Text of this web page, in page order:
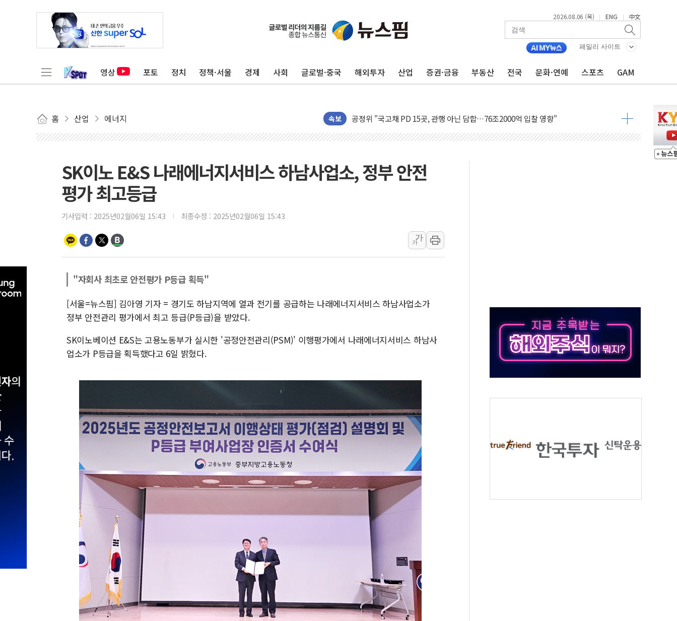
2026.08.06 (목) | ENG | 中文
패밀리 사이트
영상 포토 정치 정책·서울 경제 사회 글로벌·중국 해외투자 산업 증권·금융 부동산 전국 문화·연예 스포츠 GAM
홈 산업 에너지 속보
운수업·기업활동 '원스톱'으로...데이터처, 기업 3만1000곳 경제통계조사
중소기업 기술자료 중국 계열사에 넘긴 세라젬…공정위 과징금 4억3200만원
정부, 한화오션·에코프로비엠 등 '슈퍼을' 5곳 선정...소부장 핵심기업 추가 육성
쉐이크쉑, 남양주 현대아울렛에 '다산점' 열어
'달라진 임신·출산·육아 지원 한눈에'…인사처, 공무원 인사제도 안내서 발간
정청래 "2차 TV토론으로 게임 끝…김민석, 신천지 허위신고에 배신 사과 안 해"
윤상현, 사관학교 통합 비판…"국방개혁은 정치적 감정 따라 추진해선 안 돼"
[K메이커] 코셔에서 할랄까지…대상, 종가가 넘은 건 국경 아닌 '식문화 장벽'
[특징주] 비철금속 업종 11% 급등…구리 가격 상승 전망 부각
흥국자산운용, 코스닥 성장주 담은 채권혼합 펀드 2종 출시
외국인 돌아왔지만 …'삼전·하이닉스'는 사고 급등주는 팔았다
"월가 큰손들을 털어라" 동시다발 해킹 공격...이번에도 이란 작품?
SK이노 E&S 나래에너지서비스 하남사업소, 정부 안전
평가 최고등급
기사입력 : 2025년02월06일 15:43 최종수정 : 2025년02월06일 15:43
가
가
"자회사 최초로 안전평가 P등급 획득"
[서울=뉴스핌] 김아영 기자 = 경기도 하남지역에 열과 전기를 공급하는 나래에너지서비스 하남사업소가
정부 안전관리 평가에서 최고 등급(P등급)을 받았다.
SK이노베이션 E&S는 고용노동부가 실시한 '공정안전관리(PSM)' 이행평가에서 나래에너지서비스 하남사
업소가 P등급을 획득했다고 6일 밝혔다.